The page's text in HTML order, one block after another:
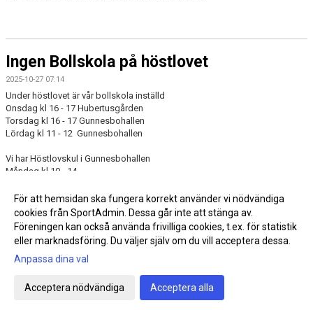
Ingen Bollskola på höstlovet
2025-10-27 07:14
Under höstlovet är vår bollskola inställd
Onsdag kl 16 - 17 Hubertusgården
Torsdag kl 16 - 17 Gunnesbohallen
Lördag kl 11 - 12 Gunnesbohallen
Vi har Höstlovskul i Gunnesbohallen
Måndag kl 10 - 14
Fler nyheter >>
Gå till Webbversion
För att hemsidan ska fungera korrekt använder vi nödvändiga
cookies från SportAdmin. Dessa går inte att stänga av.
Föreningen kan också använda frivilliga cookies, t.ex. för statistik
eller marknadsföring. Du väljer själv om du vill acceptera dessa.
Anpassa dina val
Acceptera nödvändiga Acceptera alla